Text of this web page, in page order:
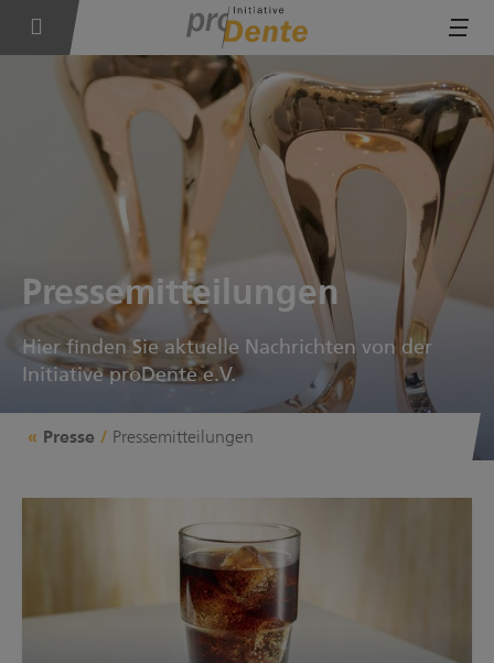
Pressemitteilungen
Hier finden Sie aktuelle Nachrichten von der
Initiative proDente e.V.
Presse Pressemitteilungen